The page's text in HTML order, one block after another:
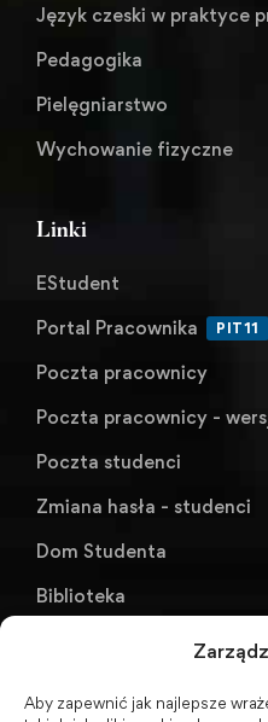
Aby zapewnić jak najlepsze
Język czeski w praktyce
Pedagogika
Pielęgniarstwo
Wychowanie fizyczne
Linki
EStudent
Portal Pracownika
PIT11
Poczta pracownicy
Poczta pracownicy -
Poczta studenci
Zmiana hasła - studenci
Dom Studenta
Biblioteka
KU AZS ANS w Raciborzu